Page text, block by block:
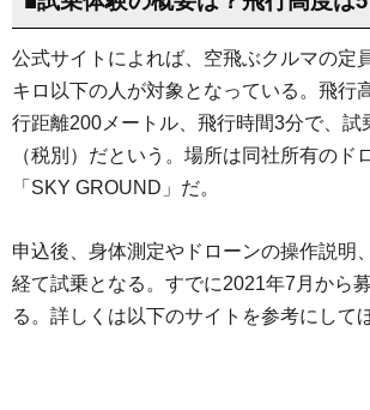
公式サイトによれば、空飛ぶクルマの定
キロ以下の人が対象となっている。飛行
行距離200メートル、飛行時間3分で、試
（税別）だという。場所は同社所有のド
「SKY GROUND」だ。
申込後、身体測定やドローンの操作説明
経て試乗となる。すでに2021年7月から
る。詳しくは以下のサイトを参考にして